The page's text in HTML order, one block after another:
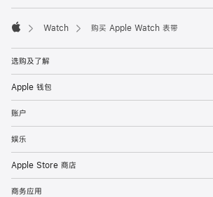
Watch 购买 Apple Watch 表带
选购及了解
Apple 钱包
账户
娱乐
Apple Store 商店
商务应用